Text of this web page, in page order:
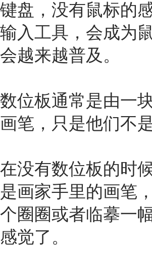
键盘，没有鼠标的
输入工具 ，会成为
会越来越普及。
数位板通常是由一
画笔，只是他们不
在没有数位板的时
是画家手里的画笔
个圈圈或者临摹一
感觉了。